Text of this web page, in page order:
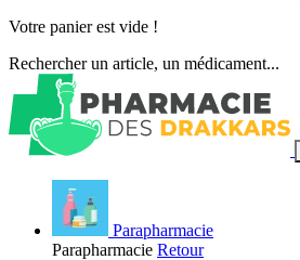
Votre panier est vide !
Rechercher un article, un médicament...
Parapharmacie
Parapharmacie Retour